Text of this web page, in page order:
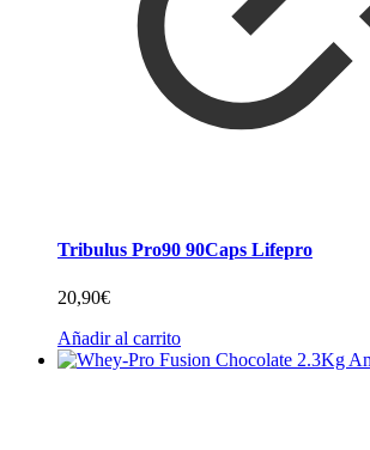
Tribulus Pro90 90Caps Lifepro
20,90€
Añadir al carrito